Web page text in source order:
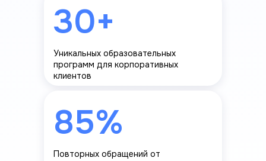
85%
Повторных обращений от
30+
Уникальных образовательных
программ для корпоративных
клиентов